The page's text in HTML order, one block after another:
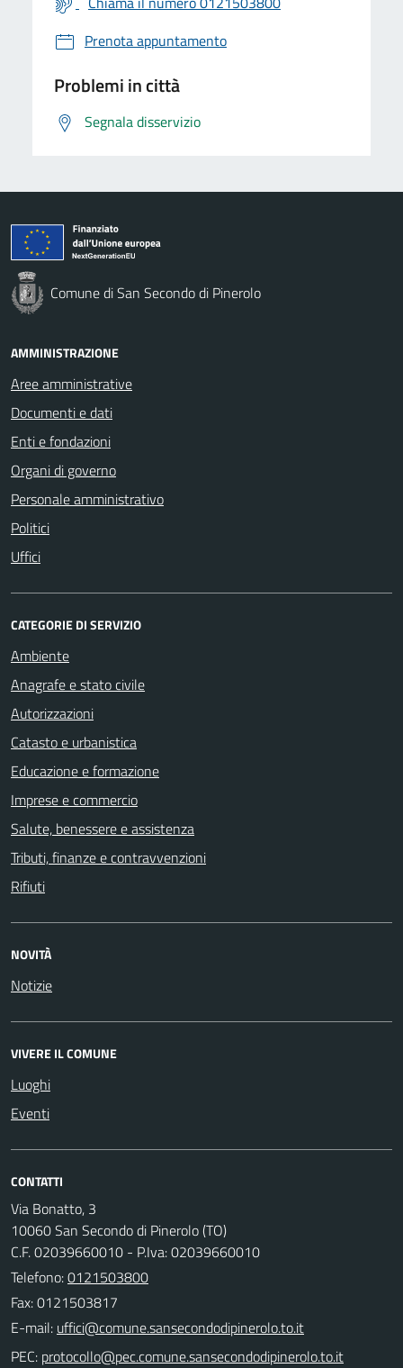
Prenota appuntamento
Problemi in città
Segnala disservizio
Comune di San Secondo di Pinerolo
AMMINISTRAZIONE
Aree amministrative
Documenti e dati
Enti e fondazioni
Organi di governo
Personale amministrativo
Politici
Uffici
CATEGORIE DI SERVIZIO
Ambiente
Anagrafe e stato civile
Autorizzazioni
Catasto e urbanistica
Educazione e formazione
Imprese e commercio
Salute, benessere e assistenza
Tributi, finanze e contravvenzioni
Rifiuti
NOVITÀ
Notizie
VIVERE IL COMUNE
Luoghi
Eventi
CONTATTI
Via Bonatto, 3
10060 San Secondo di Pinerolo (TO)
C.F. 02039660010 - P.Iva: 02039660010
Telefono:0121503800
Fax: 0121503817
E-mail:
PEC: